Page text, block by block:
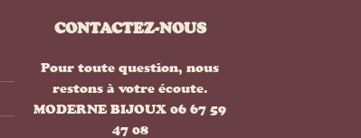
CONTACTEZ-NOUS
Pour toute question, nous
restons à votre écoute.
MODERNE BIJOUX 06 67 59
47 08